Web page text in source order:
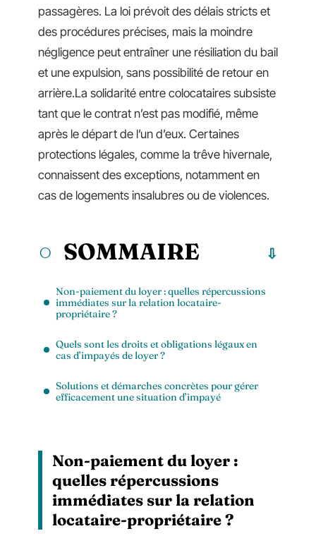
passagères. La loi prévoit des délais stricts et
des procédures précises, mais la moindre
négligence peut entraîner une résiliation du bail
et une expulsion, sans possibilité de retour en
arrière.La solidarité entre colocataires subsiste
tant que le contrat n’est pas modifié, même
après le départ de l’un d’eux. Certaines
protections légales, comme la trêve hivernale,
connaissent des exceptions, notamment en
cas de logements insalubres ou de violences.
SOMMAIRE
Non-paiement du loyer : quelles répercussions
immédiates sur la relation locataire-
propriétaire ?
Quels sont les droits et obligations légaux en
cas d’impayés de loyer ?
Solutions et démarches concrètes pour gérer
efficacement une situation d’impayé
Non-paiement du loyer :
quelles répercussions
immédiates sur la relation
locataire-propriétaire ?